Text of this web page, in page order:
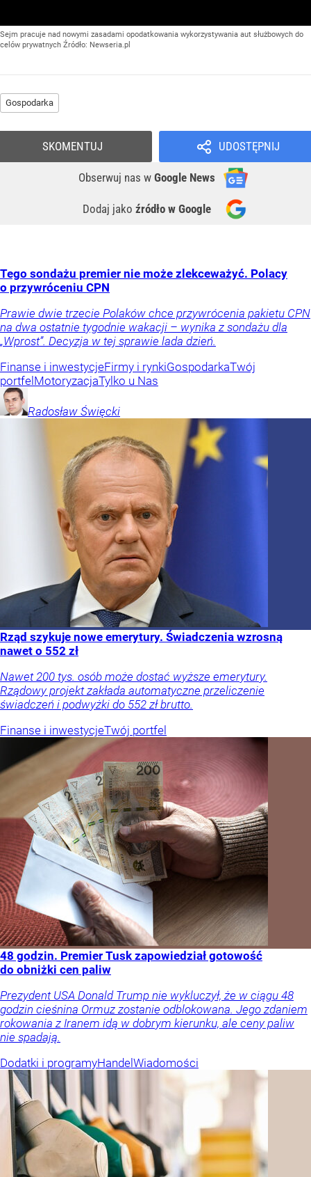
Sejm pracuje nad nowymi zasadami opodatkowania wykorzystywania aut służbowych do
celów prywatnych Źródło: Newseria.pl
Gospodarka
UDOSTĘPNIJ
Obserwuj nas w Google News
Dodaj jako źródło w Google
SKOMENTUJ
Tego sondażu premier nie może zlekceważyć. Polacy
o przywróceniu CPN
Prawie dwie trzecie Polaków chce przywrócenia pakietu CPN
na dwa ostatnie tygodnie wakacji – wynika z sondażu dla
„Wprost”. Decyzja w tej sprawie lada dzień.
Finanse i inwestycjeFirmy i rynkiGospodarkaTwój
portfel MotoryzacjaTylko u Nas
Radosław Święcki
Rząd szykuje nowe emerytury. Świadczenia wzrosną
nawet o 552 zł
Nawet 200 tys. osób może dostać wyższe emerytury.
Rządowy projekt zakłada automatyczne przeliczenie
świadczeń i podwyżki do 552 zł brutto.
Finanse i inwestycjeTwój portfel
48 godzin. Premier Tusk zapowiedział gotowość
do obniżki cen paliw
Prezydent USA Donald Trump nie wykluczył, że w ciągu 48
godzin cieśnina Ormuz zostanie odblokowana. Jego zdaniem
rokowania z Iranem idą w dobrym kierunku, ale ceny paliw
nie spadają.
Dodatki i programyHandel Wiadomości